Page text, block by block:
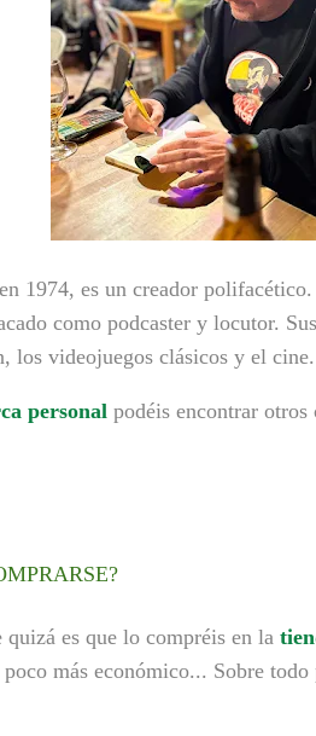
1974, es un creador
como podcaster y locutor.
los videojuegos clásicos y el cine.
personal podéis encontrar otros
quizá es que lo compréis en la
poco más económico... Sobre